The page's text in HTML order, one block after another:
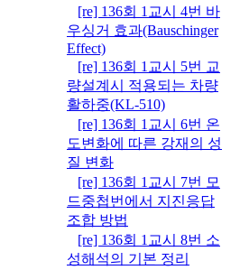
[re] 136회 1교시 4번 바
우싱거 효과(Bauschinger
Effect)
[re] 136회 1교시 5번 교
량설계시 적용되는 차량
활하중(KL-510)
[re] 136회 1교시 6번 온
도변화에 따른 강재의 성
질 변화
[re] 136회 1교시 7번 모
드중첩번에서 지진응답
조합 방법
[re] 136회 1교시 8번 소
성해석의 기본 정리